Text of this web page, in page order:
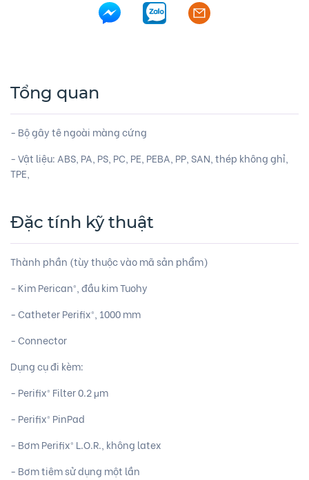
Tổng quan
- Bộ gây tê ngoài màng cứng
- Vật liệu: ABS, PA, PS, PC, PE, PEBA, PP, SAN, thép không ghỉ,
TPE,
Đặc tính kỹ thuật
Thành phần (tùy thuộc vào mã sản phẩm)
- Kim Perican®, đầu kim Tuohy
- Catheter Perifix®, 1000 mm
- Connector
Dụng cụ đi kèm:
- Perifix® Filter 0.2 μm
- Perifix® PinPad
- Bơm Perifix® L.O.R., không latex
- Bơm tiêm sử dụng một lần